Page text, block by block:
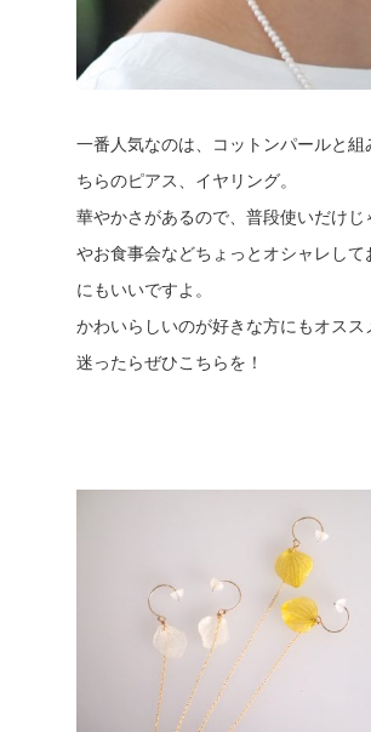
一番人気なのは、コットンパールと組
ちらのピアス、イヤリング。
華やかさがあるので、普段使いだけじ
やお食事会などちょっとオシャレして
にもいいですよ。
かわいらしいのが好きな方にもオスス
迷ったらぜひこちらを！